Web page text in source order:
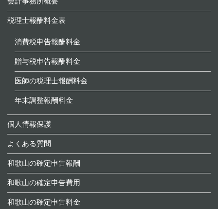
税理士報酬料金表
消費税申告報酬料金
贈与税申告報酬料金
医師の税理士報酬料金
年末調整報酬料金
個人情報保護
よくある質問
和歌山の確定申告報酬
和歌山の確定申告費用
和歌山の確定申告料金